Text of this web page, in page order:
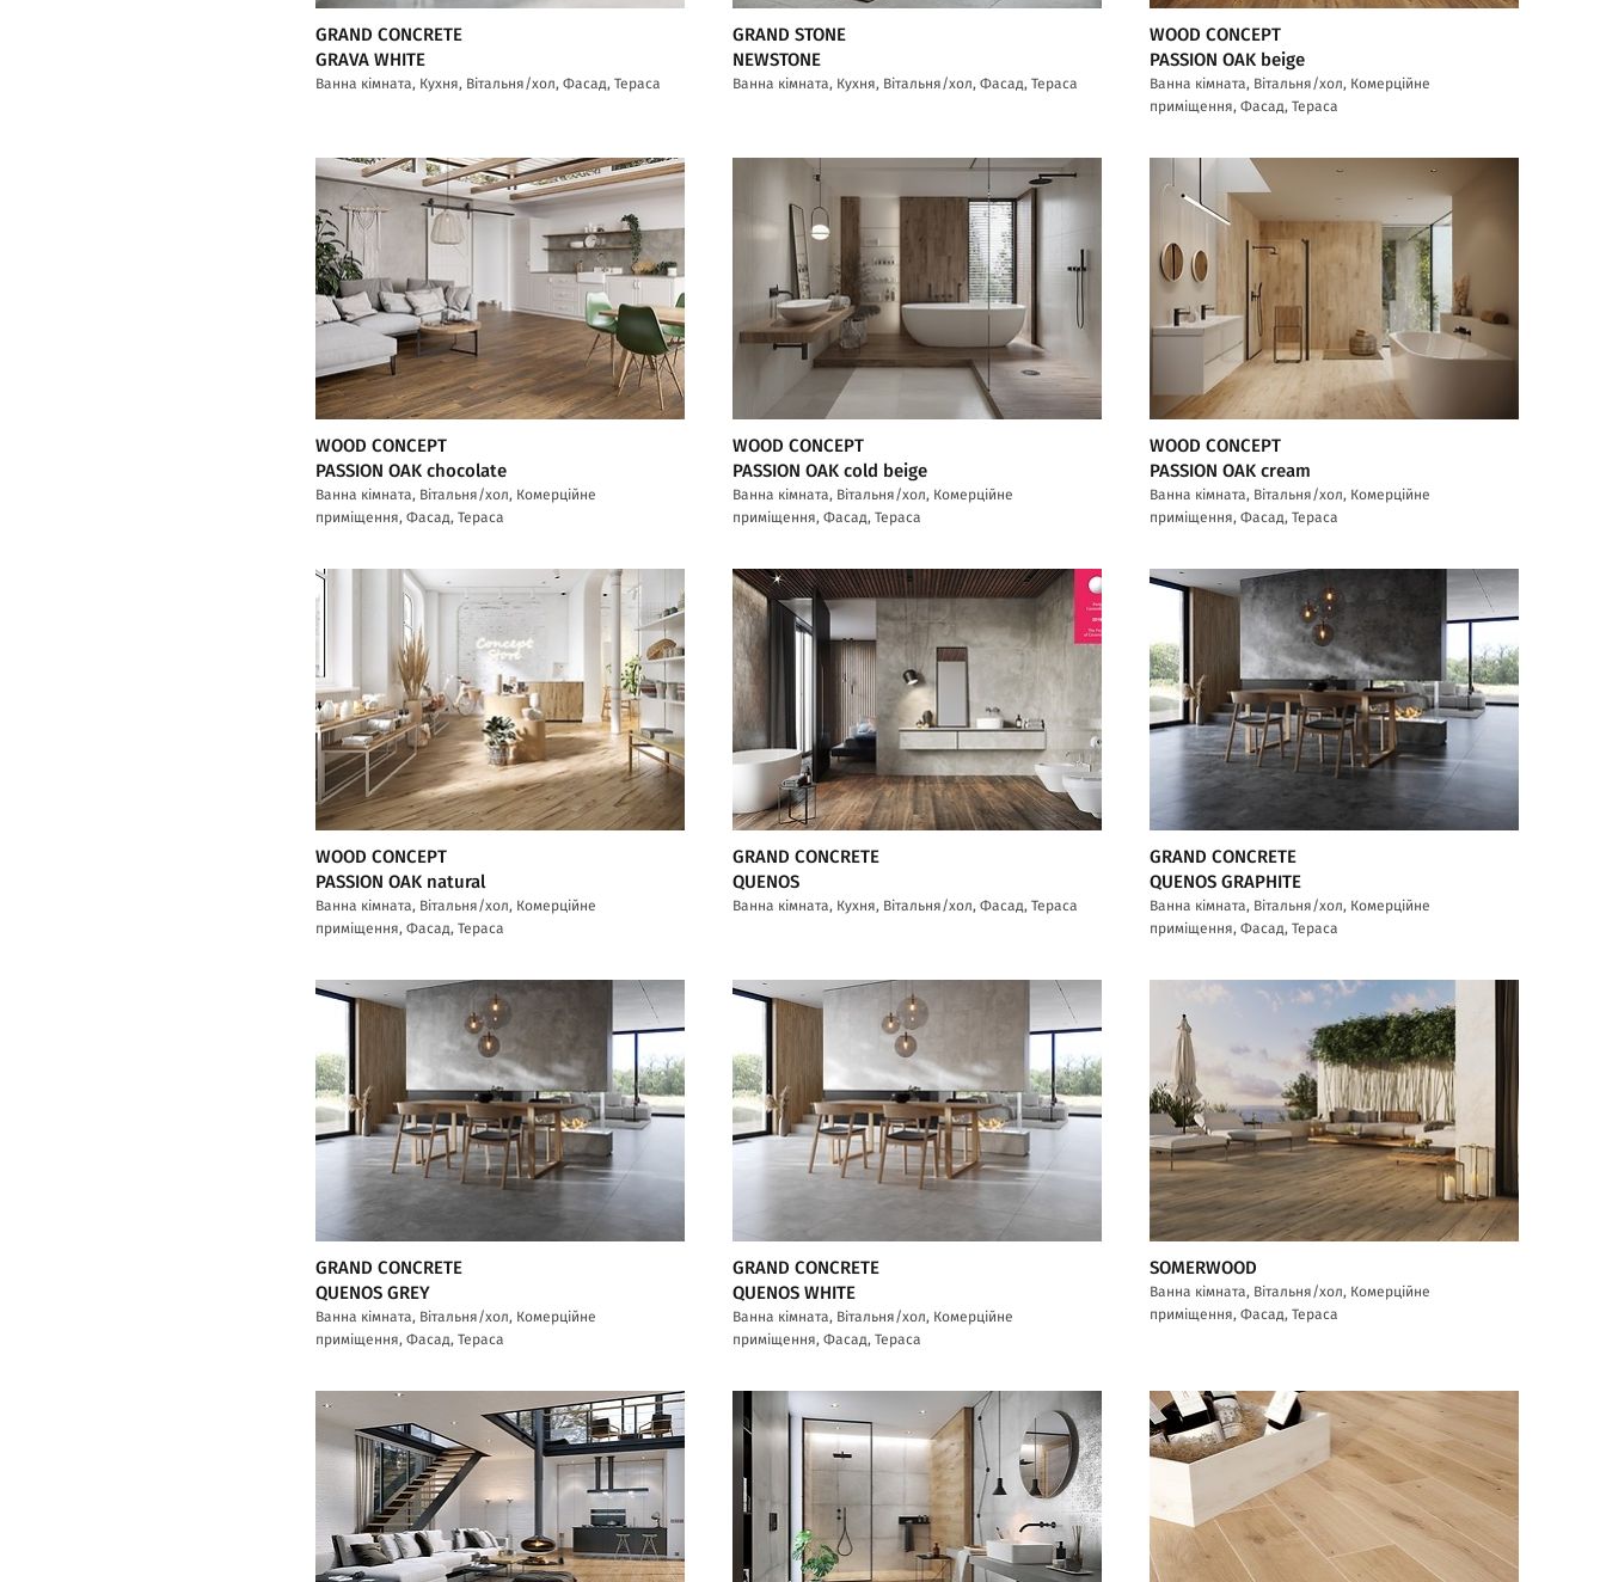
GRAND CONCRETE
GRAVA WHITE
Ванна кімната, Кухня, Вітальня/хол, Фасад, Тераса
GRAND STONE
NEWSTONE
Ванна кімната, Кухня, Вітальня/хол, Фасад, Тераса
WOOD CONCEPT
PASSION OAK beige
Ванна кімната, Вітальня/хол, Комерційне
приміщення, Фасад, Тераса
WOOD CONCEPT
PASSION OAK chocolate
Ванна кімната, Вітальня/хол, Комерційне
приміщення, Фасад, Тераса
WOOD CONCEPT
PASSION OAK cold beige
Ванна кімната, Вітальня/хол, Комерційне
приміщення, Фасад, Тераса
WOOD CONCEPT
PASSION OAK cream
Ванна кімната, Вітальня/хол, Комерційне
приміщення, Фасад, Тераса
WOOD CONCEPT
PASSION OAK natural
Ванна кімната, Вітальня/хол, Комерційне
приміщення, Фасад, Тераса
GRAND CONCRETE
QUENOS
Ванна кімната, Кухня, Вітальня/хол, Фасад, Тераса
GRAND CONCRETE
QUENOS GRAPHITE
Ванна кімната, Вітальня/хол, Комерційне
приміщення, Фасад, Тераса
GRAND CONCRETE
QUENOS GREY
Ванна кімната, Вітальня/хол, Комерційне
приміщення, Фасад, Тераса
GRAND CONCRETE
QUENOS WHITE
Ванна кімната, Вітальня/хол, Комерційне
приміщення, Фасад, Тераса
SOMERWOOD
Ванна кімната, Вітальня/хол, Комерційне
приміщення, Фасад, Тераса